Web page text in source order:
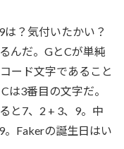
？気付いたかい？
んだ。GとCが単純
ード文字であること
は3番目の文字だ。
と7、2 + 3、9。中
Fakerの誕生日はい